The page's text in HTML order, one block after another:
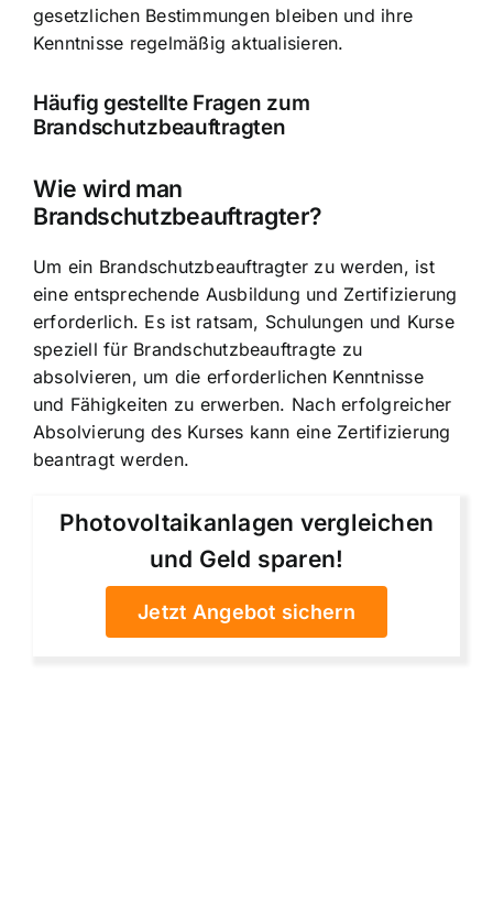
gesetzlichen Bestimmungen bleiben und ihre
Kenntnisse regelmäßig aktualisieren.
Häufig gestellte Fragen zum
Brandschutzbeauftragten
Wie wird man
Brandschutzbeauftragter?
Um ein Brandschutzbeauftragter zu werden, ist
eine entsprechende Ausbildung und Zertifizierung
erforderlich. Es ist ratsam, Schulungen und Kurse
speziell für Brandschutzbeauftragte zu
absolvieren, um die erforderlichen Kenntnisse
und Fähigkeiten zu erwerben. Nach erfolgreicher
Absolvierung des Kurses kann eine Zertifizierung
beantragt werden.
Photovoltaikanlagen vergleichen
und Geld sparen!
Jetzt Angebot sichern